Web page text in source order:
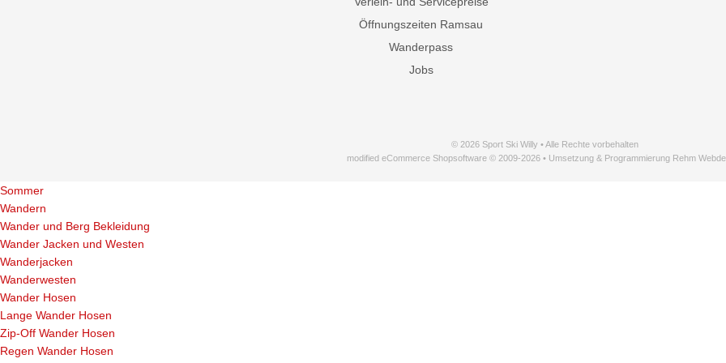
Öffnungszeiten Ramsau
Wanderpass
Jobs
© 2026 Sport Ski Willy • Alle Rechte vorbehalten
modified eCommerce Shopsoftware © 2009-2026 • Umsetzung & Programmierung Rehm
Sommer
Wandern
Wander und Berg Bekleidung
Wander Jacken und Westen
Wanderjacken
Wanderwesten
Wander Hosen
Lange Wander Hosen
Zip-Off Wander Hosen
Regen Wander Hosen